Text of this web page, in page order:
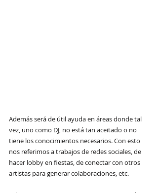
Además será de útil ayuda en áreas donde tal
vez, uno como DJ, no está tan aceitado o no
tiene los conocimientos necesarios. Con esto
nos referimos a trabajos de redes sociales, de
hacer lobby en fiestas, de conectar con otros
artistas para generar colaboraciones, etc.